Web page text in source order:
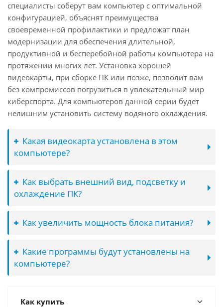
специалисты соберут вам компьютер с оптимальной
конфигурацией, объяснят преимущества
своевременной профилактики и предложат план
модернизации для обеспечения длительной,
продуктивной и бесперебойной работы компьютера на
протяжении многих лет. Установка хорошей
видеокарты, при сборке ПК или позже, позволит вам
без компромиссов погрузиться в увлекательный мир
киберспорта. Для компьютеров данной серии будет
нелишним установить систему водяного охлаждения.
Какая видеокарта установлена в этом
компьютере?
Как выбрать внешний вид, подсветку и
охлаждение ПК?
Как увеличить мощность блока питания?
Какие программы будут установлены на
компьютере?
Как купить